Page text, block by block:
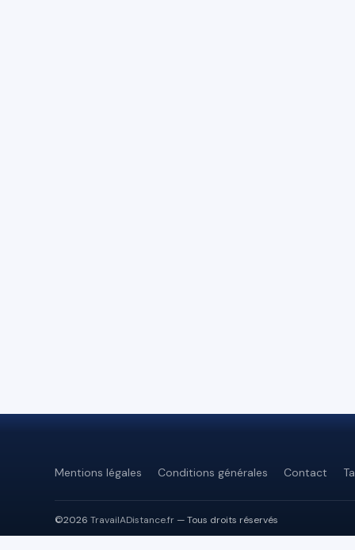
Mentions légales Conditions générales Contact
©2026 TravailADistance.fr — Tous droits réservés